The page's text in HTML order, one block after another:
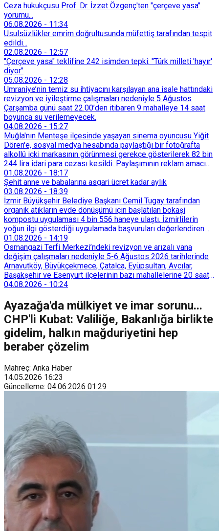
Ceza hukukçusu Prof. Dr. İzzet Özgenç'ten "çerçeve yasa"
yorumu...
06.08.2026 - 11:34
Usulsüzlükler emrim doğrultusunda müfettiş tarafından tespit
edildi...
02.08.2026 - 12:57
"Çerçeve yasa" teklifine 242 isimden tepki: "Türk milleti 'hayır'
diyor"
05.08.2026 - 12:28
Ümraniye’nin temiz su ihtiyacını karşılayan ana isale hattındaki
revizyon ve iyileştirme çalışmaları nedeniyle 5 Ağustos
Çarşamba günü saat 22.00’den itibaren 9 mahalleye 14 saat
boyunca su verilemeyecek.
04.08.2026 - 15:27
Muğla'nın Menteşe ilçesinde yaşayan sinema oyuncusu Yiğit
Dören'e, sosyal medya hesabında paylaştığı bir fotoğrafta
alkollü içki markasının görünmesi gerekçe gösterilerek 82 bin
244 lira idari para cezası kesildi. Paylaşımının reklam amacı
taşımadığını savunan Dören, cezanın iptali için yargıya
başvurdu.
01.08.2026 - 18:17
Şehit anne ve babalarına asgari ücret kadar aylık
03.08.2026 - 18:39
İzmir Büyükşehir Belediye Başkanı Cemil Tugay tarafından
organik atıkların evde dönüşümü için başlatılan bokaşi
kompostu uygulaması 4 bin 556 haneye ulaştı. İzmirlilerin
yoğun ilgi gösterdiği uygulamada başvuruları değerlendiren
Tarımsal Hizmetler Dairesi Başkanlığı, farklı ilçelerde toplam
128 bokaşi kompost eğitimi düzenleyerek İzmirlileri
sürdürülebilir atık yönetimi sistemine dahil etti.
01.08.2026 - 14:19
Osmangazi Terfi Merkezi’ndeki revizyon ve arızalı vana
değişim çalışmaları nedeniyle 5-6 Ağustos 2026 tarihlerinde
Arnavutköy, Büyükçekmece, Çatalca, Eyüpsultan, Avcılar,
Başakşehir ve Esenyurt ilçelerinin bazı mahallelerine 20 saat
süreyle su verilemeyecek.
04.08.2026 - 10:24
Ayazağa'da mülkiyet ve imar sorunu...
CHP'li Kubat: Valiliğe, Bakanlığa birlikte
gidelim, halkın mağduriyetini hep
beraber çözelim
Mahreç: Anka Haber
14.05.2026 16:23
Güncelleme: 04.06.2026 01:29